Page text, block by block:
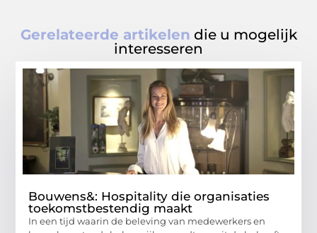
Gerelateerde artikelen die u mogelijk
interesseren
Bouwens&: Hospitality die organisaties
toekomstbestendig maakt
In een tijd waarin de beleving van medewerkers en